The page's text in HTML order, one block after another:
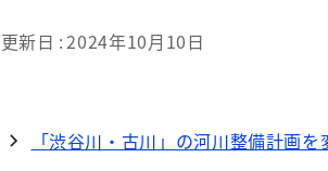
更新日 2024年10月10日
「渋谷川・古川」の河川整備計画